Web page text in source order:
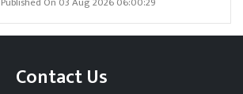
Contact Us